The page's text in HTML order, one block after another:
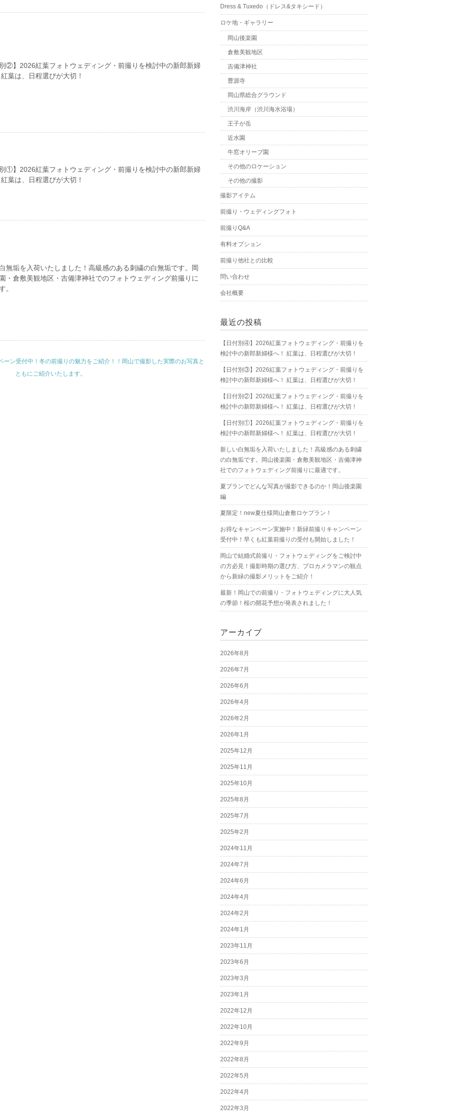
別②】2026紅葉フォトウェディング・前撮りを検討中の新郎新婦
葉は、日程選びが大切！
別①】2026紅葉フォトウェディング・前撮りを検討中の新郎新婦
葉は、日程選びが大切！
無垢を入荷いたしました！高級感のある刺繍の白無垢です。岡
・倉敷美観地区・吉備津神社でのフォトウェディング前撮りに
。
ーン受付中！冬の前撮りの魅力をご紹介！！岡山で撮影した実際のお写真と
ともにご紹介いたします。
Dress & Tuxedo（ドレス&タキシード）
ロケ地・ギャラリー
岡山後楽園
倉敷美観地区
吉備津神社
曹源寺
岡山県総合グラウンド
渋川海岸（渋川海水浴場）
王子が岳
近水園
牛窓オリーブ園
その他のロケーション
その他の撮影
撮影アイテム
前撮り・ウェディングフォト
前撮りQ&A
有料オプション
前撮り他社との比較
問い合わせ
会社概要
最近の投稿
【日付別④】2026紅葉フォトウェディング・前撮りを
検討中の新郎新婦様へ！ 紅葉は、日程選びが大切！
【日付別③】2026紅葉フォトウェディング・前撮りを
検討中の新郎新婦様へ！ 紅葉は、日程選びが大切！
【日付別②】2026紅葉フォトウェディング・前撮りを
検討中の新郎新婦様へ！ 紅葉は、日程選びが大切！
【日付別①】2026紅葉フォトウェディング・前撮りを
検討中の新郎新婦様へ！ 紅葉は、日程選びが大切！
新しい白無垢を入荷いたしました！高級感のある刺繍
の白無垢です。岡山後楽園・倉敷美観地区・吉備津神
社でのフォトウェディング前撮りに最適です。
夏プランでどんな写真が撮影できるのか！岡山後楽園
編
夏限定！new夏仕様岡山倉敷ロケプラン！
お得なキャンペーン実施中！新緑前撮りキャンペーン
受付中！早くも紅葉前撮りの受付も開始しました！
岡山で結婚式前撮り・フォトウェディングをご検討中
の方必見！撮影時期の選び方、プロカメラマンの観点
から新緑の撮影メリットをご紹介！
最新！岡山での前撮り・フォトウェディングに大人気
の季節！桜の開花予想が発表されました！
アーカイブ
2026年8月
2026年7月
2026年6月
2026年4月
2026年2月
2026年1月
2025年12月
2025年11月
2025年10月
2025年8月
2025年7月
2025年2月
2024年11月
2024年7月
2024年6月
2024年4月
2024年2月
2024年1月
2023年11月
2023年6月
2023年3月
2023年1月
2022年12月
2022年10月
2022年9月
2022年8月
2022年5月
2022年4月
2022年3月